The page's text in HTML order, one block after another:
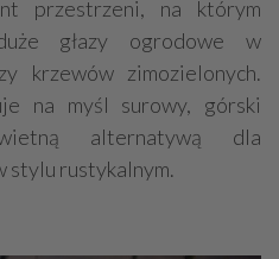
przestrzeni, na którym
głazy ogrodowe w
krzewów zimozielonych.
na myśl surowy, górski
alternatywą dla
stylu rustykalnym.